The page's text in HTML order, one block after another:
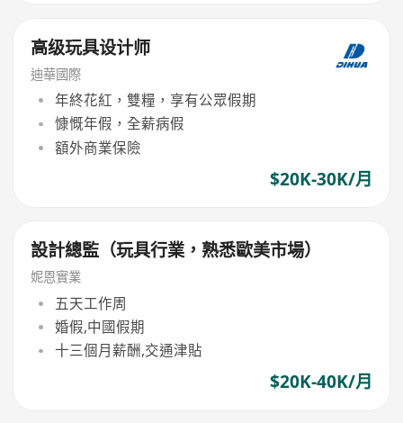
高级玩具设计师
迪華國際
年終花紅，雙糧，享有公眾假期
慷慨年假，全薪病假
額外商業保險
$20K-30K/月
設計總監（玩具行業，熟悉歐美市場）
妮恩實業
五天工作周
婚假,中國假期
十三個月薪酬,交通津貼
$20K-40K/月